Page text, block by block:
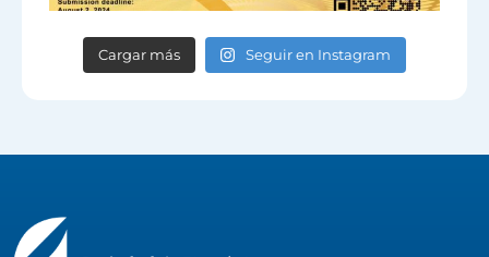
Cargar más Seguir en Instagram